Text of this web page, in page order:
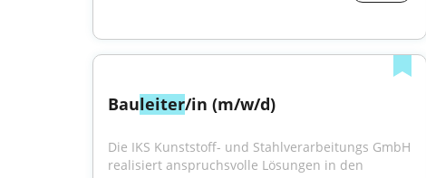
Bauleiter/in (m/w/d)
Die IKS Kunststoff- und Stahlverarbeitungs GmbH
realisiert anspruchsvolle Lösungen in den